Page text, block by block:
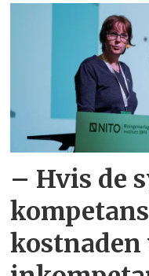
– Hvis de
kostnaden